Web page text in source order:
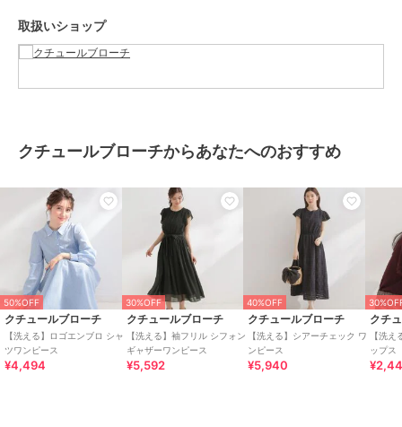
shino（164）
ンピース」です。
生地の表面に細かな凹凸があるため、汗をかいても肌に張り付きにく
く、一日中さらりと快適に着ていただけます。
ウエストにはタックが施されており、すっきりと細見えするデザイン
となっています。
背面はレースアップ仕様ですので、ご自身のサイズに合わせて調整し
ていただけるのも魅力の一つです。
【26SS NEW ARRIVAL】
【26SS NEW COLLECTION】
取扱いショップ
クチュールブローチからあなたへのおすすめ
50%OFF
クチュールブローチ
【洗える】ロゴエンブロ シャ
ツワンピース
¥4,494
30%OFF
クチュールブローチ
【洗える】袖フリル シフォン
ギャザーワンピース
¥5,592
40%OFF
クチュールブローチ
【洗える】シアーチェック ワ
ンピース
¥5,940
クチ
【洗
ップス